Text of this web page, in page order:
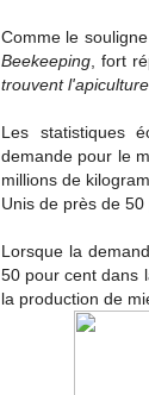
Comme le
Beekeeping , fort
trouvent
Les statistiques
demande pour le
millions de
Unis de près de
Lorsque la
50 pour cent dans
la production de